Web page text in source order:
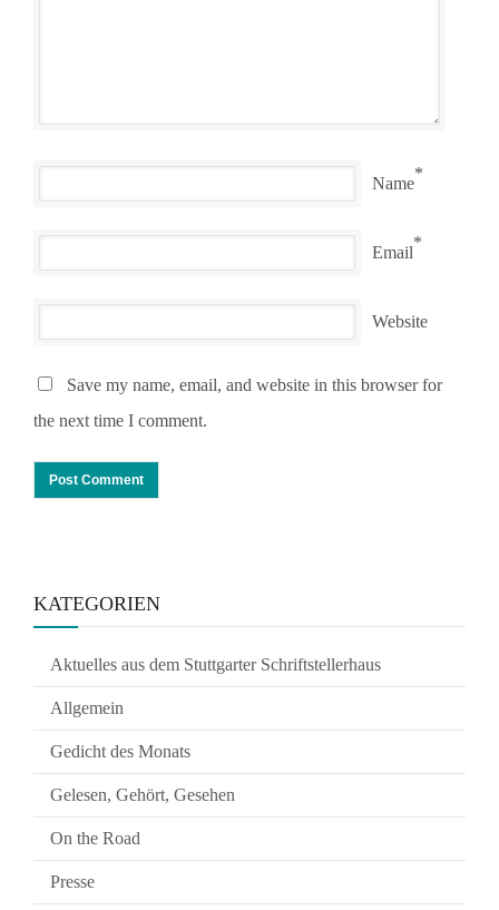
Name
*
Email
*
Website
Save my name, email, and website in this browser for
the next time I comment.
KATEGORIEN
Aktuelles aus dem Stuttgarter Schriftstellerhaus
Allgemein
Gedicht des Monats
Gelesen, Gehört, Gesehen
On the Road
Presse